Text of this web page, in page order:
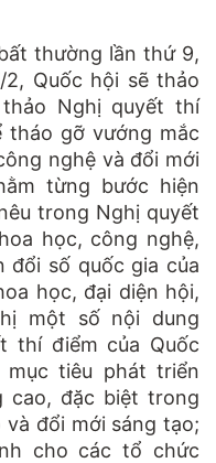
thường lần thứ 9,
2, Quốc hội sẽ thảo
Nghị quyết thí
tháo gỡ vướng mắc
nghệ và đổi mới
từng bước hiện
trong Nghị quyết
học, công nghệ,
đổi số quốc gia của
học, đại diện hội,
một số nội dung
thí điểm của Quốc
tiêu phát triển
cao, đặc biệt trong
đổi mới sáng tạo;
cho các tổ chức